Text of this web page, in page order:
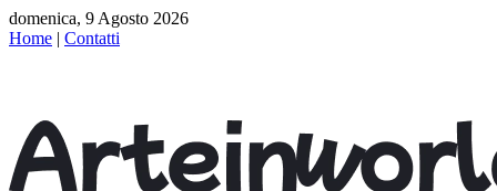
domenica, 9 Agosto 2026
Home | Contatti